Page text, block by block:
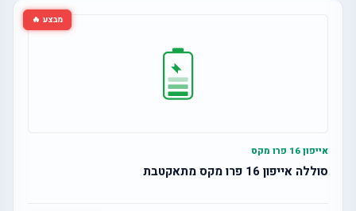
מבצע 🔥
אייפון 16 פרו מקס
סוללה אייפון 16 פרו מקס מתאקטבת